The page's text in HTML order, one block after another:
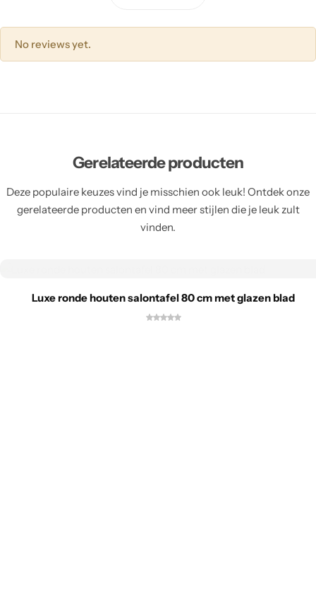
No reviews yet.
Gerelateerde producten
Deze populaire keuzes vind je misschien ook leuk! Ontdek onze
gerelateerde producten en vind meer stijlen die je leuk zult
vinden.
Luxe ronde houten salontafel 80 cm met glazen blad